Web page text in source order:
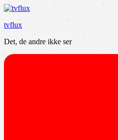
Videre
indhold
tvflux
Det, de andre ikke ser